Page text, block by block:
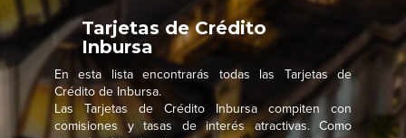
Tarjetas de Crédito
Inbursa
En esta lista encontrarás todas las Tarjetas de
Crédito de Inbursa.
Las Tarjetas de Crédito Inbursa compiten con
comisiones y tasas de interés atractivas. Como